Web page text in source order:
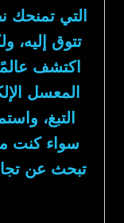
التي تمنحك
تتوق إليه،
اكتشف
المعسل
التبغ،
سواء كنت
تبحث عن